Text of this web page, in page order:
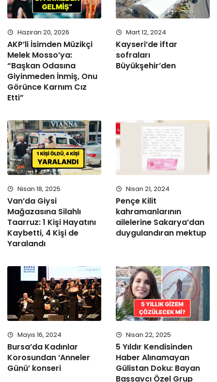
Haziran 20, 2026
AKP’li İsimden Müzikçi
Melek Mosso’ya:
“Başkan Odasına
Giyinmeden İnmiş, Onu
Görünce Karnım Cız
Etti”
Mart 12, 2024
Kayseri’de iftar
sofraları
Büyükşehir’den
Nisan 18, 2025
Van’da Giysi
Mağazasına Silahlı
Taarruz: 1 Kişi Hayatını
Kaybetti, 4 Kişi de
Yaralandı
Nisan 21, 2024
Pençe Kilit
kahramanlarının
ailelerine Sakarya’dan
duygulandıran mektup
Mayıs 16, 2024
Bursa’da Kadınlar
Korosundan ‘Anneler
Günü’ konseri
Nisan 22, 2025
5 Yıldır Kendisinden
Haber Alınamayan
Gülistan Doku: Bayan
Başsavcı Özel Grup